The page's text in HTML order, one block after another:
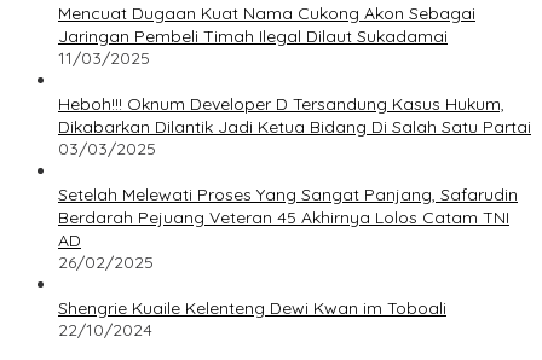
Mencuat Dugaan Kuat Nama Cukong Akon Sebagai
Jaringan Pembeli Timah Ilegal Dilaut Sukadamai
11/03/2025
Heboh!!! Oknum Developer D Tersandung Kasus Hukum,
Dikabarkan Dilantik Jadi Ketua Bidang Di Salah Satu Partai
03/03/2025
Setelah Melewati Proses Yang Sangat Panjang, Safarudin
Berdarah Pejuang Veteran 45 Akhirnya Lolos Catam TNI
AD
26/02/2025
Shengrie Kuaile Kelenteng Dewi Kwan im Toboali
22/10/2024